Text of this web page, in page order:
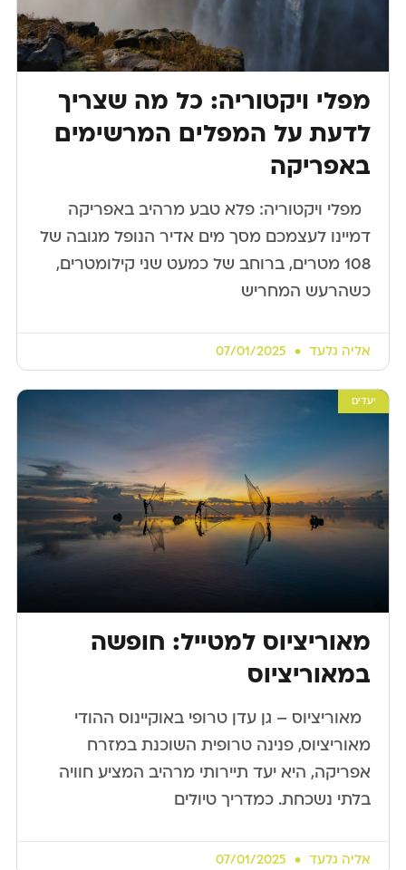
מפלי ויקטוריה: כל מה שצריך
לדעת על המפלים המרשימים
באפריקה
​ ​ מפלי ויקטוריה: פלא טבע מרהיב באפריקה
דמיינו לעצמכם מסך מים אדיר הנופל מגובה של
108 מטרים, ברוחב של כמעט שני קילומטרים,
כשהרעש המחריש
אליה גלעד
יעדים
מאוריציוס למטייל: חופשה
במאוריציוס
​ ​ מאוריציוס – גן עדן טרופי באוקיינוס ההודי
מאוריציוס, פנינה טרופית השוכנת במזרח
אפריקה, היא יעד תיירותי מרהיב המציע חוויה
בלתי נשכחת. כמדריך טיולים
אליה גלעד